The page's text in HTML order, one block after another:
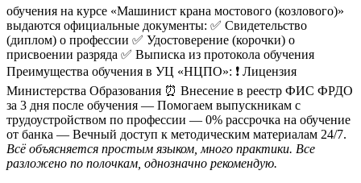
обучения на курсе «Машинист крана мостового (козлового)»
выдаются официальные документы: ✅ Свидетельство
(диплом) о профессии ✅ Удостоверение (корочки) о
присвоении разряда ✅ Выписка из протокола обучения
Преимущества обучения в УЦ «НЦПО»: ❗️ Лицензия
Министерства Образования ⏰ Внесение в реестр ФИС ФРДО
за 3 дня после обучения — Помогаем выпускникам с
трудоустройством по профессии — 0% рассрочка на обучение
от банка — Вечный доступ к методическим материалам 24/7.
Всё объясняется простым языком, много практики. Все
разложено по полочкам, однозначно рекомендую.